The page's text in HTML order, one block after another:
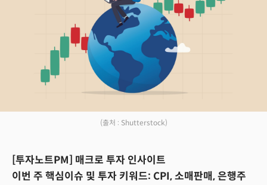
(출처 : Shutterstock)
[투자노트PM] 매크로 투자 인사이트
이번 주 핵심이슈 및 투자 키워드: CPI, 소매판매, 은행주